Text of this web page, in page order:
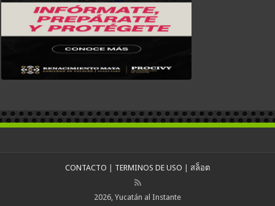
CONTACTO TERMINOS DE USO สล็อต
2026, Yucatán al Instante